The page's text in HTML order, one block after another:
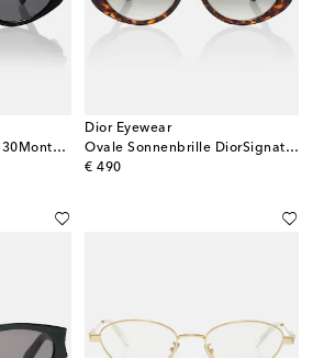
Cat-Eye-Sonnenbrille 30Montaigne B6I
Dior Eyewear
Ovale Sonnenbrille DiorSignature B8U
€ 490
original price